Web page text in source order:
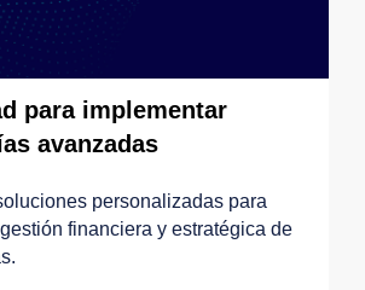
para implementar
avanzadas
personalizadas para
financiera y estratégica de